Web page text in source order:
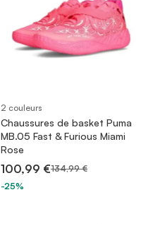
2 couleurs
Chaussures de basket Puma
MB.05 Fast & Furious Miami
Rose
100,99 €134,99 €
-25%